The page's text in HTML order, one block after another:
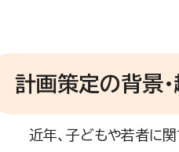
計画策定の背景
近年、子どもや若者に関